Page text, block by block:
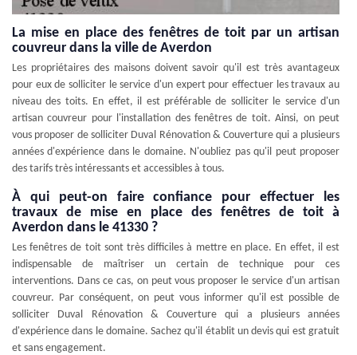
La mise en place des fenêtres de toit par un artisan
couvreur dans la ville de Averdon
Les propriétaires des maisons doivent savoir qu'il est très avantageux
pour eux de solliciter le service d'un expert pour effectuer les travaux au
niveau des toits. En effet, il est préférable de solliciter le service d'un
artisan couvreur pour l'installation des fenêtres de toit. Ainsi, on peut
vous proposer de solliciter Duval Rénovation & Couverture qui a plusieurs
années d'expérience dans le domaine. N'oubliez pas qu'il peut proposer
des tarifs très intéressants et accessibles à tous.
À qui peut-on faire confiance pour effectuer les
travaux de mise en place des fenêtres de toit à
Averdon dans le 41330 ?
Les fenêtres de toit sont très difficiles à mettre en place. En effet, il est
indispensable de maîtriser un certain de technique pour ces
interventions. Dans ce cas, on peut vous proposer le service d'un artisan
couvreur. Par conséquent, on peut vous informer qu'il est possible de
solliciter Duval Rénovation & Couverture qui a plusieurs années
d'expérience dans le domaine. Sachez qu'il établit un devis qui est gratuit
et sans engagement.